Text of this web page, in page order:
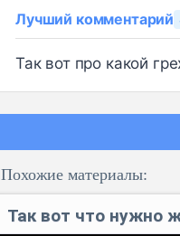
Лучший комментарий
Так вот про какой
Похожие материалы:
Так вот что нужно